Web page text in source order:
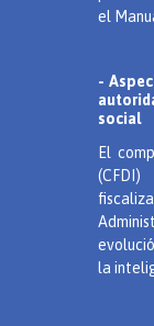
el
-
social
El
la